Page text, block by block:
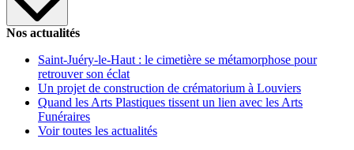
Nos actualités
Saint-Juéry-le-Haut : le cimetière se métamorphose pour
retrouver son éclat
Un projet de construction de crématorium à Louviers
Quand les Arts Plastiques tissent un lien avec les Arts
Funéraires
Voir toutes les actualités